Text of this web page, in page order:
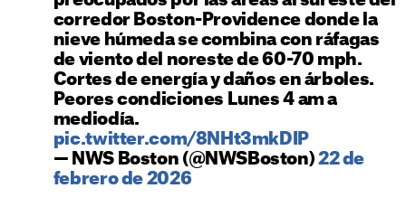
corredor Boston-Providence donde la
nieve húmeda se combina con ráfagas
de viento del noreste de 60-70 mph.
Cortes de energía y daños en árboles.
Peores condiciones Lunes 4 am a
mediodía.
pic.twitter.com/8NHt3mkDIP
— NWS Boston (@NWSBoston) 22 de
febrero de 2026